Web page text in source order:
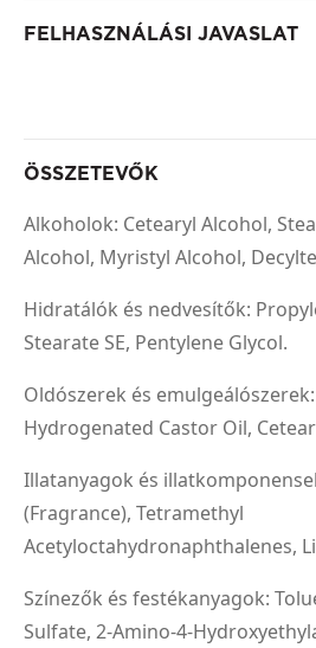
FELHASZNÁLÁSI JAVASLAT
ÖSSZETEVŐK
Alkoholok: Cetearyl Alcohol,
Alcohol, Myristyl Alcohol,
Hidratálók és nedvesítők:
Stearate SE, Pentylene Glycol.
Oldószerek és emulgeálószerek:
Hydrogenated Castor Oil,
Illatanyagok és
(Fragrance), Tetramethyl
Acetyloctahydronaphthalenes,
Színezők és festékanyagok:
Sulfate, 2-Amino-4-